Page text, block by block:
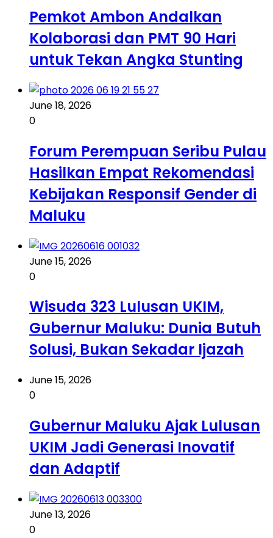
Pemkot Ambon Andalkan
Kolaborasi dan PMT 90 Hari
untuk Tekan Angka Stunting
June 18, 2026
0
Forum Perempuan Seribu Pulau
Hasilkan Empat Rekomendasi
Kebijakan Responsif Gender di
Maluku
June 15, 2026
0
Wisuda 323 Lulusan UKIM,
Gubernur Maluku: Dunia Butuh
Solusi, Bukan Sekadar Ijazah
June 15, 2026
0
Gubernur Maluku Ajak Lulusan
UKIM Jadi Generasi Inovatif
dan Adaptif
June 13, 2026
0